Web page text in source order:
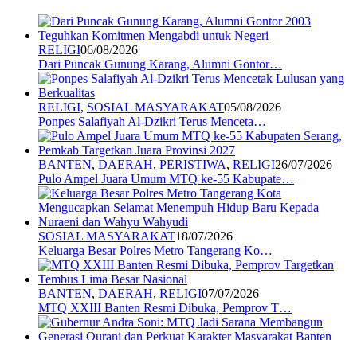
RELIGI06/08/2026
Dari Puncak Gunung Karang, Alumni Gontor…
RELIGI, SOSIAL MASYARAKAT05/08/2026
Ponpes Salafiyah Al-Dzikri Terus Menceta…
BANTEN, DAERAH, PERISTIWA, RELIGI26/07/2026
Pulo Ampel Juara Umum MTQ ke-55 Kabupate…
SOSIAL MASYARAKAT18/07/2026
Keluarga Besar Polres Metro Tangerang Ko…
BANTEN, DAERAH, RELIGI07/07/2026
MTQ XXIII Banten Resmi Dibuka, Pemprov T…